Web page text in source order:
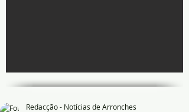
Redacção - Notícias de Arronches